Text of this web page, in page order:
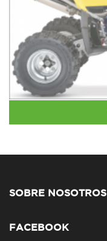
SOBRE NOSOTROS
FACEBOOK